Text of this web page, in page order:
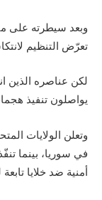
تعرّض التنظيم لانتكاسات
لكن عناصره الذين
يواصلون تنفيذ
وتعلن الولايات
في سوريا، بينما
أمنية ضد خلايا